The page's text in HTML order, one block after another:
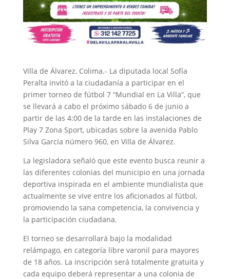
Villa de Álvarez, Colima.- La diputada local Sofía
Peralta invitó a la ciudadanía a participar en el
primer torneo de fútbol 7 “Mundial en La Villa”, que
se llevará a cabo el próximo sábado 6 de junio a
partir de las 4:00 de la tarde en las instalaciones de
Play 7 Zona Sport, ubicadas sobre la avenida Pablo
Silva García número 960, en Villa de Álvarez.
La legisladora señaló que este evento busca reunir a
las diferentes colonias del municipio en una jornada
deportiva inspirada en el ambiente mundialista que
actualmente se vive entre los aficionados al fútbol,
promoviendo la sana competencia, la convivencia y
la participación ciudadana.
El torneo se desarrollará bajo la modalidad
relámpago, en categoría libre varonil para mayores
de 18 años. La inscripción será totalmente gratuita y
cada equipo deberá representar a una colonia de